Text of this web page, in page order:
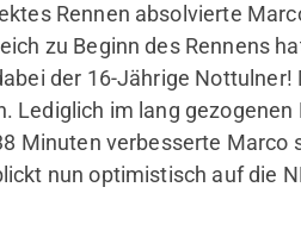
Rennen absolvierte
zu Beginn des Rennens
der 16-Jährige
Lediglich im lang
Minuten verbesserte
nun optimistisch auf die